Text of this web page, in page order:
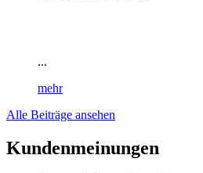
...
mehr
Alle Beiträge ansehen
Kundenmeinungen